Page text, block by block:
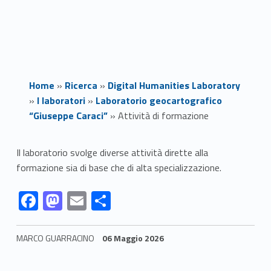
Home » Ricerca » Digital Humanities Laboratory
» I laboratori» Laboratorio geocartografico
“Giuseppe Caraci”» Attività di formazione
A
t
t
i
Il laboratorio svolge diverse attività dirette alla
formazione sia di base che di alta specializzazione.
Link identifier #identifier__25482-1
F
ac
e
Link identifier #identifier__169365-2 M
as
to
Link identifier #identifier__145896-3 E
m
ai
Link identifier #identifier__155591-4 C
o
n
MARCO GUARRACINO 06 Maggio 2026